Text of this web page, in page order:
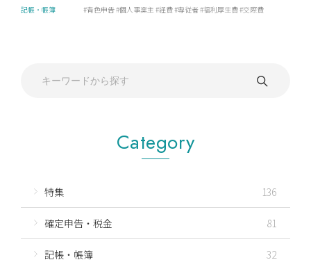
記帳・帳簿 青色申告 個人事業主 経費 専従者 福利厚生費 交際費
Category
特集 136
確定申告・税金 81
記帳・帳簿 32